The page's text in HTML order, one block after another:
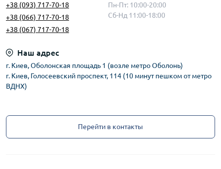
+38 (093) 717-70-18
+38 (066) 717-70-18
+38 (067) 717-70-18
Пн-Пт: 10:00-20:00
Сб-Нд 11:00-18:00
Наш адрес
г. Киев, Оболонская площадь 1 (возле метро Оболонь)
г. Киев, Голосеевский проспект, 114 (10 минут пешком от метро
ВДНХ)
Перейти в контакты